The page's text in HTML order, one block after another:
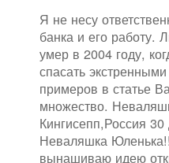
Я не несу
банка и его работу.
умер в 2004 году,
спасать
примеров в статье
множество.
Кингисепп,Россия
Неваляшка
вынашиваю идею